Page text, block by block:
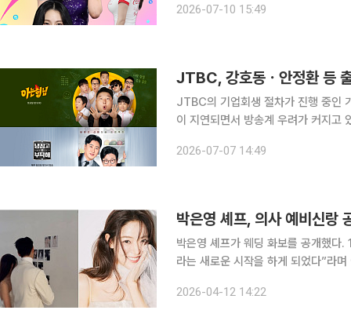
이영지, 키스 오브 라이프(KISS OF
2026-07-10 15:49
JTBC, 강호동ㆍ안정환 등
JTBC의 기업회생 절차가 진행 중인
이 지연되면서 방송계 우려가 커지고 있다. 6일 한국방송연기자노동조합은 성명을
했다. 한국방송연기자노동조합은
2026-07-07 14:49
박은영 셰프, 의사 예비신랑
박은영 셰프가 웨딩 화보를 공개했다. 11일 박은영은 자신의 인스타그램을 통해 “저는 이제 결혼이
라는 새로운 시작을 하게 되었다”라며 여러 장의 사진
2026-04-12 14:22